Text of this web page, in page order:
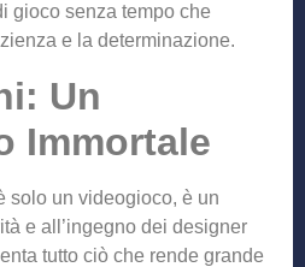
gioco senza tempo che
e la determinazione.
Un
Immortale
solo un videogioco, è un
e all’ingegno dei designer
tutto ciò che rende grande